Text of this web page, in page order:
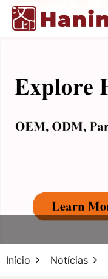
Início Notícias